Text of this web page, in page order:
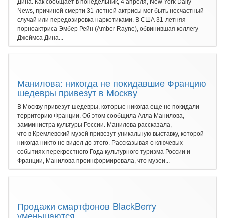
Дина. Как сообщает в понедельник, 4 апреля, New York Daily
News, причиной смерти 31-летней актрисы мог быть несчастный
случай или передозировка наркотиками. В США 31-летняя
порноактриса Эмбер Рейн (Amber Rayne), обвинившая коллегу
Джеймса Дина...
Манилова: никогда не покидавшие Францию
шедевры привезут в Москву
В Москву привезут шедевры, которые никогда еще не покидали
территорию Франции. Об этом сообщила Алла Манилова,
замминистра культуры России. Манилова рассказала,
что в Кремлевский музей привезут уникальную выставку, которой
никогда никто не видел до этого. Рассказывая о ключевых
событиях перекрестного Года культурного туризма России и
Франции, Манилова проинформировала, что музеи...
Продажи смартфонов BlackBerry